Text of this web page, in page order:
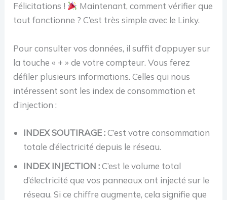
Félicitations !
Maintenant, comment vérifier que
tout fonctionne ? C’est très simple avec le Linky.
Pour consulter vos données, il suffit d’appuyer sur
la touche « + » de votre compteur. Vous ferez
défiler plusieurs informations. Celles qui nous
intéressent sont les index de consommation et
d’injection :
INDEX SOUTIRAGE :C’est votre consommation
totale d’électricité depuis le réseau.
INDEX INJECTION :C’est le volume total
d’électricité que vos panneaux ont injecté sur le
réseau. Si ce chiffre augmente, cela signifie que